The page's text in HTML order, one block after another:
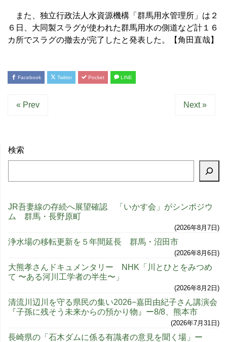
また、独立行政法人水資源機構「群馬用水管理所」は２
６日、大同製スラグが使われた群馬用水の側道など計１６
カ所でスラグの撤去が完了したと発表した。【角田直哉】
Facebook Twitter Pocket LINE
« Prev Next »
検索
JR吾妻線の存続へ展望確認 「いかす会」がシンポジウ
ム 群馬・長野原町
2026年8月7日
浄水場の移転更新を５年間延長 群馬・沼田市
2026年8月6日
大熊孝さんドキュメンタリー NHK「川とひとをみつめ
て 〜ある河川工学者の半生〜」
2026年8月2日
清流川辺川を守る県民の集い2026−嘉田由紀子さん講演会
『子孫に残そう未来からの預かり物』ー8/8、熊本市
2026年7月31日
長崎県の「石木ダムに係る有識者の意見を聞く場」ー